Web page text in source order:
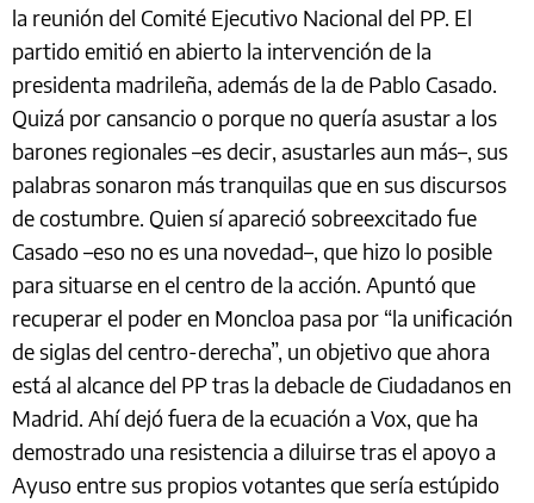
la reunión del Comité Ejecutivo Nacional del PP. El
partido emitió en abierto la intervención de la
presidenta madrileña, además de la de Pablo Casado.
Quizá por cansancio o porque no quería asustar a los
barones regionales –es decir, asustarles aun más–, sus
palabras sonaron más tranquilas que en sus discursos
de costumbre. Quien sí apareció sobreexcitado fue
Casado –eso no es una novedad–, que hizo lo posible
para situarse en el centro de la acción. Apuntó que
recuperar el poder en Moncloa pasa por “la unificación
de siglas del centro-derecha”, un objetivo que ahora
está al alcance del PP tras la debacle de Ciudadanos en
Madrid. Ahí dejó fuera de la ecuación a Vox, que ha
demostrado una resistencia a diluirse tras el apoyo a
Ayuso entre sus propios votantes que sería estúpido